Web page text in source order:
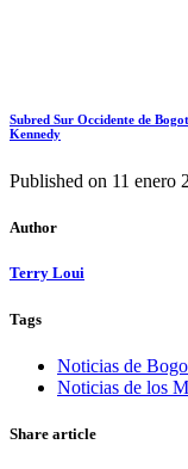
Subred Sur Occidente de
Kennedy
Published on 11 enero
Author
Terry Loui
Tags
Noticias de
Noticias de los
Share article